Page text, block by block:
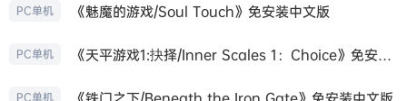
PC单机 《魅魔的游戏/Soul Touch》免安装中文版
PC单机 《天平游戏1:抉择/Inner Scales 1：Choice》免安装中文版
PC单机